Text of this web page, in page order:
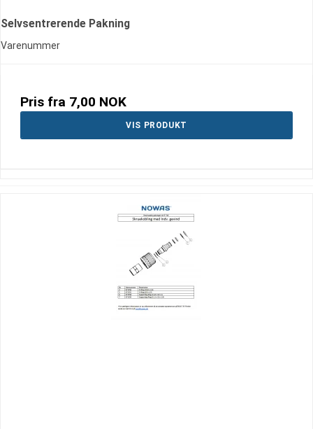
Selvsentrerende Pakning
Varenummer
Pris fra 7,00 NOK
VIS PRODUKT